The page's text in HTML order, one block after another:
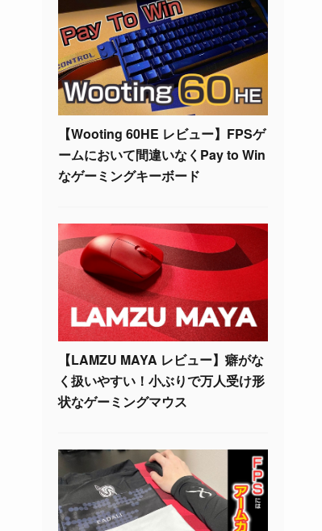
【Wooting 60HE レビュー】FPSゲ
ームにおいて間違いなくPay to Win
なゲーミングキーボード
【LAMZU MAYA レビュー】癖がな
く扱いやすい！小ぶりで万人受け形
状なゲーミングマウス